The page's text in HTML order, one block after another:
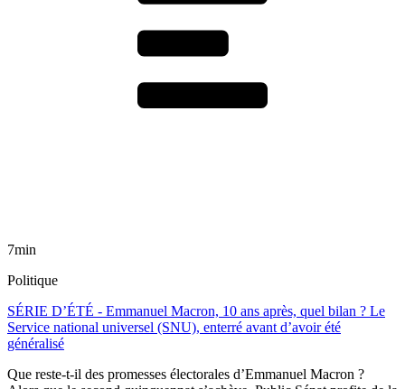
7min
Politique
SÉRIE D’ÉTÉ - Emmanuel Macron, 10 ans après, quel bilan ? Le
Service national universel (SNU), enterré avant d’avoir été
généralisé
Que reste-t-il des promesses électorales d’Emmanuel Macron ?